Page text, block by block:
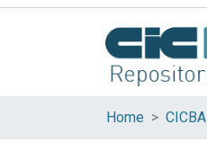
Home CICBA